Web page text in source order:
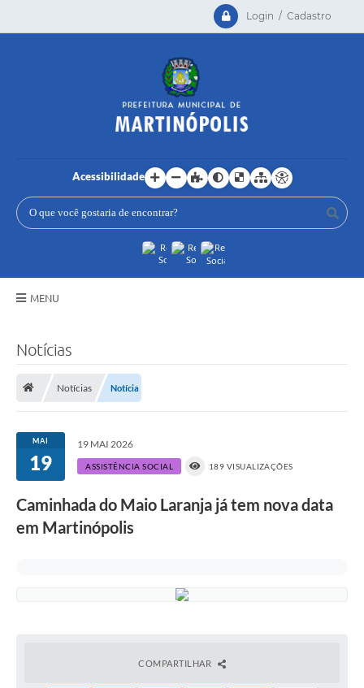
Login / Cadastro
Acessibilidade
MENU
Secretarias
Serviços Online
LEIS MUNICIPAIS
Notícias
Notícias Notícia
MAI
19
19 MAI 2026
ASSISTÊNCIA SOCIAL 189 VISUALIZAÇÕES
Caminhada do Maio Laranja já tem nova data
em Martinópolis
COMPARTILHAR